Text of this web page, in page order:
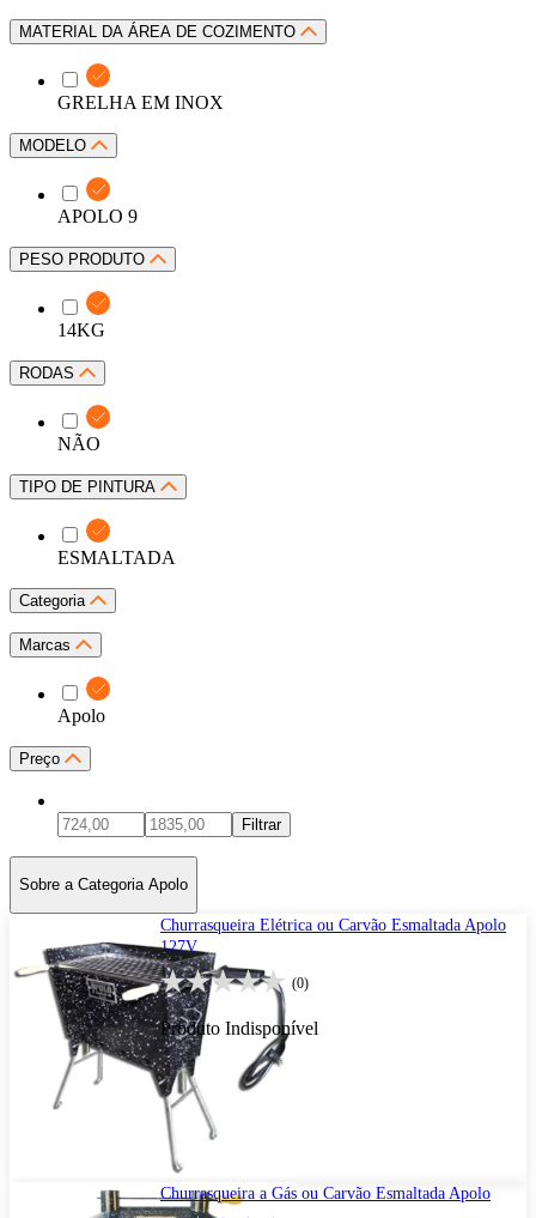
MATERIAL DA ÁREA DE COZIMENTO
GRELHA EM INOX
MODELO
APOLO 9
PESO PRODUTO
14KG
RODAS
NÃO
TIPO DE PINTURA
ESMALTADA
Categoria
Marcas
Apolo
Preço
Filtrar
Sobre a Categoria Apolo
Churrasqueira Elétrica ou Carvão Esmaltada Apolo
127V
(0)
Produto Indisponível
Churrasqueira a Gás ou Carvão Esmaltada Apolo